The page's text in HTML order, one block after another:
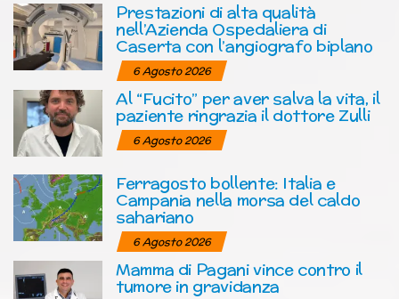
Prestazioni di alta qualità
nell’Azienda Ospedaliera di
Caserta con l’angiografo biplano
6 Agosto 2026
Al “Fucito” per aver salva la vita, il
paziente ringrazia il dottore Zulli
6 Agosto 2026
Ferragosto bollente: Italia e
Campania nella morsa del caldo
sahariano
6 Agosto 2026
Mamma di Pagani vince contro il
tumore in gravidanza